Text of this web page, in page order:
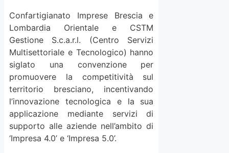
Confartigianato Imprese Brescia e
Lombardia Orientale e CSTM
Gestione S.c.a.r.l. (Centro Servizi
Multisettoriale e Tecnologico) hanno
siglato una convenzione per
promuovere la competitività sul
territorio bresciano, incentivando
l’innovazione tecnologica e la sua
applicazione mediante servizi di
supporto alle aziende nell’ambito di
‘Impresa 4.0’ e ‘Impresa 5.0’.